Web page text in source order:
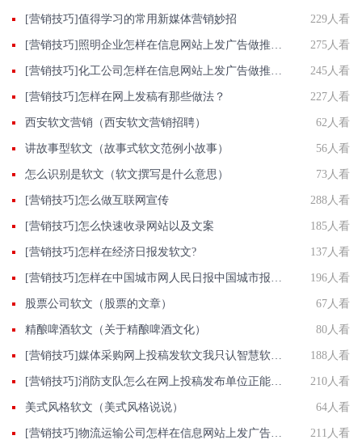
[营销技巧]值得学习的常用新媒体营销妙招 229人看
[营销技巧]照明企业怎样在信息网站上发广告做推广提高产品知名度呢 275人看
[营销技巧]化工公司怎样在信息网站上发广告做推广提高产品知名度呢 245人看
[营销技巧]怎样在网上发稿有那些做法？ 227人看
西安软文营销（西安软文营销招聘） 62人看
讲故事型软文（故事式软文范例小故事） 56人看
怎么识别是软文（软文撰写是什么意思） 73人看
[营销技巧]怎么做互联网宣传 288人看
[营销技巧]怎么快速收录网站以及文案 185人看
[营销技巧]怎样在经济日报发软文? 137人看
[营销技巧]怎样在中国城市网人民日报中国城市报官网发软文? 196人看
股票公司软文（股票的文章） 67人看
精酿啤酒软文（关于精酿啤酒文化） 80人看
[营销技巧]媒体采购网上投稿发软文我只认智慧软文直发网批发价发新闻收录好 188人看
[营销技巧]消防支队怎么在网上投稿发布单位正能量推广稿件？ 210人看
美式风格软文（美式风格说说） 64人看
[营销技巧]物流运输公司怎样在信息网站上发广告做推广提高产品知名度呢 211人看